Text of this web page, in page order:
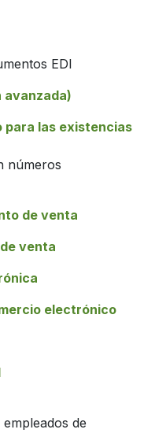
EDI
avanzada)
para las existencias
números
de venta
venta
electrónico
de